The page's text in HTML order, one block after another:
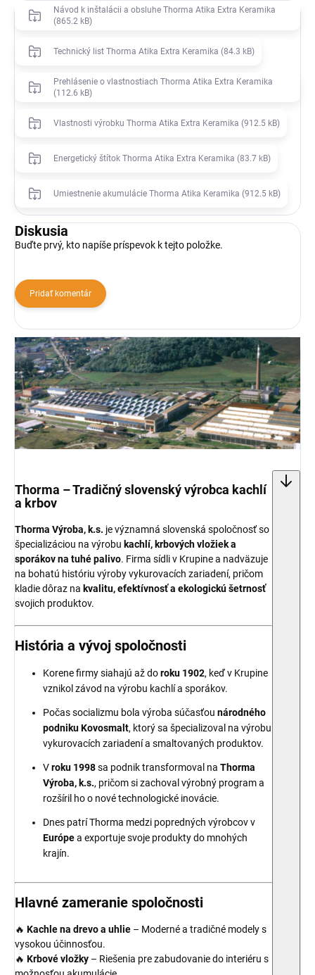
Návod k inštalácii a obsluhe Thorma Atika Extra Keramika
(865.2 kB)
Technický list Thorma Atika Extra Keramika (84.3 kB)
Prehlásenie o vlastnostiach Thorma Atika Extra Keramika
(112.6 kB)
Vlastnosti výrobku Thorma Atika Extra Keramika (912.5 kB)
Energetický štítok Thorma Atika Extra Keramika (83.7 kB)
Umiestnenie akumulácie Thorma Atika Keramika (912.5 kB)
Diskusia
Buďte prvý, kto napíše príspevok k tejto položke.
Pridať komentár
Thorma – Tradičný slovenský výrobca kachlí
a krbov
Thorma Výroba, k.s. je významná slovenská spoločnosť so
špecializáciou na výrobu kachlí, krbových vložiek a
sporákov na tuhé palivo. Firma sídli v Krupine a nadväzuje
na bohatú históriu výroby vykurovacích zariadení, pričom
kladie dôraz na kvalitu, efektívnosť a ekologickú šetrnosť
svojich produktov.
História a vývoj spoločnosti
Korene firmy siahajú až doroku 1902, keď v Krupine
vznikol závod na výrobu kachlí a sporákov.
Počas socializmu bola výroba súčasťou národného
podniku Kovosmalt, ktorý sa špecializoval na výrobu
vykurovacích zariadení a smaltovaných produktov.
Vroku 1998sa podnik transformoval na Thorma
Výroba, k.s., pričom si zachoval výrobný program a
rozšíril ho o nové technologické inovácie.
Dnes patrí Thorma medzi popredných výrobcov v
Európea exportuje svoje produkty do mnohých
krajín.
Hlavné zameranie spoločnosti
🔥 Kachle na drevo a uhlie – Moderné a tradičné modely s
vysokou účinnosťou.
🔥 Krbové vložky – Riešenia pre zabudovanie do interiéru s